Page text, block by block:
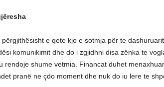
përgjithësisht e qete kjo e sotmja për te
komunikimit dhe do i zgjidhni disa zënka te
rendoje shume vetmia. Financat duhet
pranë ne çdo moment dhe nuk do iu lere te